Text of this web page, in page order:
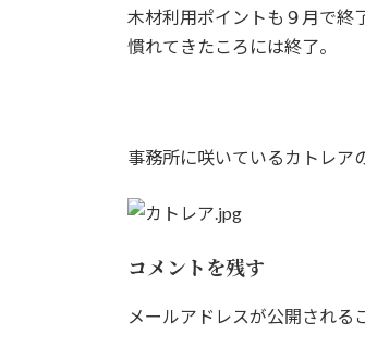
木材利用ポイントも９月で終
慣れてきたころには終了。
事務所に咲いているカトレア
コメントを残す
メールアドレスが公開される